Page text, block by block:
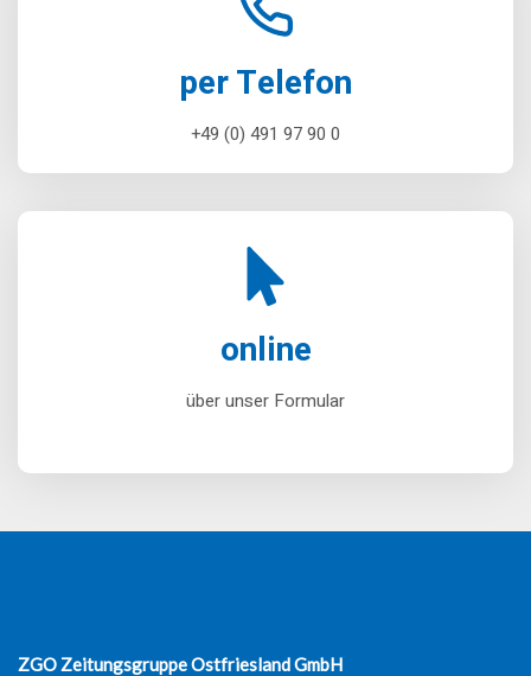
per Telefon
+49 (0) 491 97 90 0
online
über unser Formular
ZGO Zeitungsgruppe Ostfriesland GmbH